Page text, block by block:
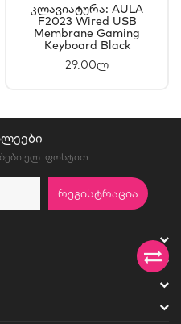
Კლავიატურა: AULA
F2023 Wired USB
Membrane Gaming
Keyboard Black
29.00ლ
ელ. ფოსტით
ᲠᲔᲒᲘᲡᲢᲠᲐᲪᲘᲐ